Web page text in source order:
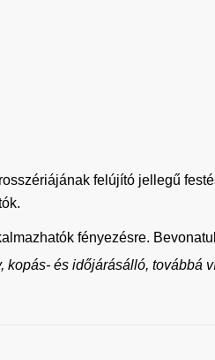
felújító jellegű
fényezésre.
kopás- és időjárásálló, továbbá